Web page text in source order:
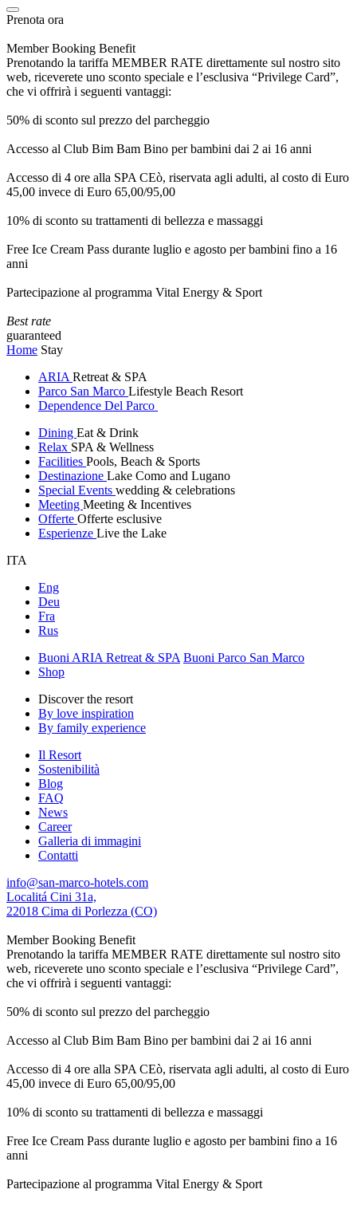
Prenota ora
Member Booking Benefit
Prenotando la tariffa MEMBER RATE direttamente sul nostro sito
web, riceverete uno sconto speciale e l’esclusiva “Privilege Card”,
che vi offrirà i seguenti vantaggi:
50% di sconto sul prezzo del parcheggio
Accesso al Club Bim Bam Bino per bambini dai 2 ai 16 anni
Accesso di 4 ore alla SPA CEò, riservata agli adulti, al costo di Euro
45,00 invece di Euro 65,00/95,00
10% di sconto su trattamenti di bellezza e massaggi
Free Ice Cream Pass durante luglio e agosto per bambini fino a 16
anni
Partecipazione al programma Vital Energy & Sport
Best rate
guaranteed
Home Stay
ARIA Retreat & SPA
Parco San Marco Lifestyle Beach Resort
Dependence Del Parco
Dining Eat & Drink
Relax SPA & Wellness
Facilities Pools, Beach & Sports
Destinazione Lake Como and Lugano
Special Events wedding & celebrations
Meeting Meeting & Incentives
Offerte Offerte esclusive
Esperienze Live the Lake
ITA
Eng
Deu
Fra
Rus
Buoni ARIA Retreat & SPA Buoni Parco San Marco
Shop
Discover the resort
By love inspiration
By family experience
Il Resort
Sostenibilità
Blog
FAQ
News
Career
Galleria di immagini
Contatti
info@san-marco-hotels.com
Localitá Cini 31a,
22018 Cima di Porlezza (CO)
Member Booking Benefit
Prenotando la tariffa MEMBER RATE direttamente sul nostro sito
web, riceverete uno sconto speciale e l’esclusiva “Privilege Card”,
che vi offrirà i seguenti vantaggi:
50% di sconto sul prezzo del parcheggio
Accesso al Club Bim Bam Bino per bambini dai 2 ai 16 anni
Accesso di 4 ore alla SPA CEò, riservata agli adulti, al costo di Euro
45,00 invece di Euro 65,00/95,00
10% di sconto su trattamenti di bellezza e massaggi
Free Ice Cream Pass durante luglio e agosto per bambini fino a 16
anni
Partecipazione al programma Vital Energy & Sport